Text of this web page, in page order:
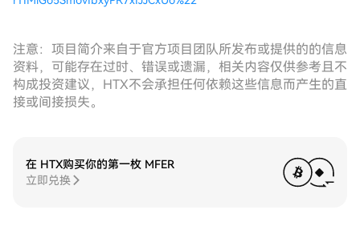
注意：项目简介来自于官方项目团队所发布或提供的的信息
资料，可能存在过时、错误或遗漏，相关内容仅供参考且不
构成投资建议，HTX不会承担任何依赖这些信息而产生的直
接或间接损失。
在 HTX购买你的第一枚 MFER
立即兑换